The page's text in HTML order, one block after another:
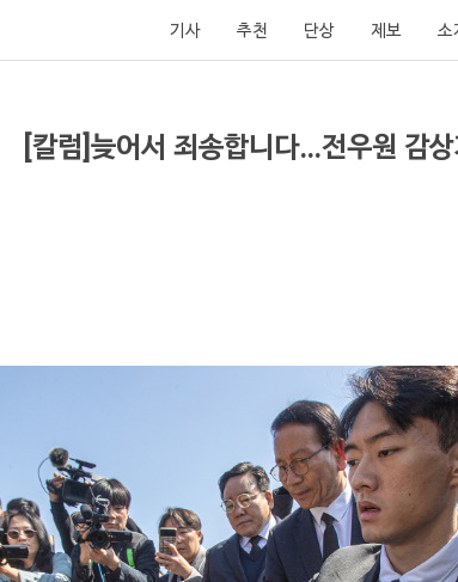
기사 추천 단상 제보 소
[칼럼]늦어서 죄송합니다…전우원 감상